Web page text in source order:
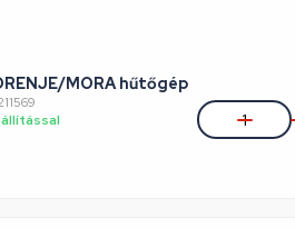
MORA hűtőgép